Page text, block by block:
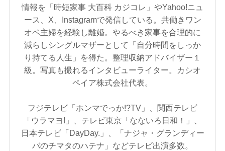
情報を「時短家事 大百科 カジコレ」やYahoo!ニュ
ース、X、Instagramで発信している。共働きワン
オペ主婦を経験し離婚。やるべき家事を合理的に
減らしシングルマザーとして「自分時間をしっか
り持てる人生」を得た。整理収納アドバイザー１
級。写真も撮れるインタビューライター。カシオ
ペイア株式会社代表。
フジテレビ「ホンマでっか!?TV」、関西テレビ
「ウラマヨ!」、テレビ東京「なないろ日和！」、
日本テレビ「DayDay.」、「ナジャ・グランディー
バのチマタのハテナ」などテレビ出演多数。